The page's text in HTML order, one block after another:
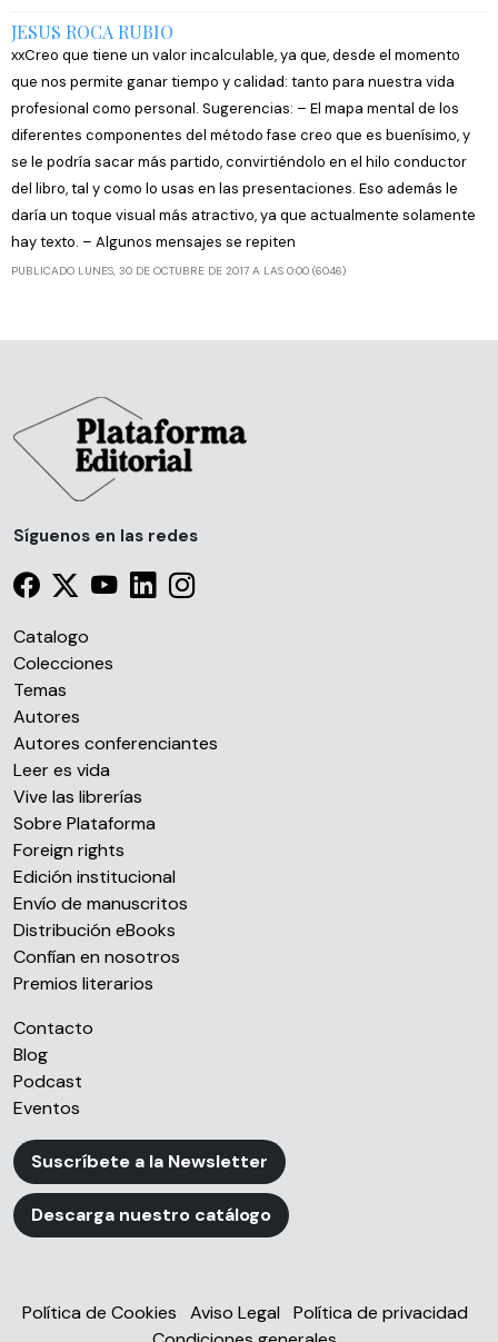
JESUS ROCA RUBIO
xxCreo que tiene un valor incalculable, ya que, desde el momento
que nos permite ganar tiempo y calidad: tanto para nuestra vida
profesional como personal. Sugerencias: – El mapa mental de los
diferentes componentes del método fase creo que es buenísimo, y
se le podría sacar más partido, convirtiéndolo en el hilo conductor
del libro, tal y como lo usas en las presentaciones. Eso además le
daría un toque visual más atractivo, ya que actualmente solamente
hay texto. – Algunos mensajes se repiten
PUBLICADO LUNES, 30 DE OCTUBRE DE 2017 A LAS 0:00 (6046)
Síguenos en las redes
Catalogo
Colecciones
Temas
Autores
Autores conferenciantes
Leer es vida
Vive las librerías
Sobre Plataforma
Foreign rights
Edición institucional
Envío de manuscritos
Distribución eBooks
Confían en nosotros
Premios literarios
Contacto
Blog
Podcast
Eventos
Suscríbete a la Newsletter
Descarga nuestro catálogo
Política de Cookies Aviso Legal
Política de privacidad